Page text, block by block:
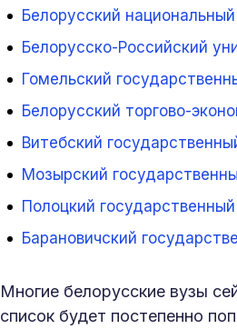
Белорусский
Белорусско-Российский
Гомельский
Белорусский торгово-
Витебский
Мозырский
Полоцкий
Барановичский
Многие белорусские вузы
список будет постепенно